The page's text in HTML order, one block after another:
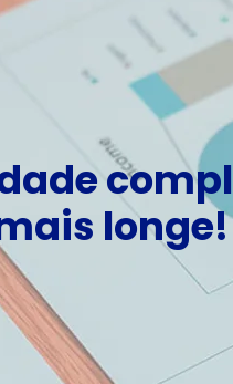
longe!